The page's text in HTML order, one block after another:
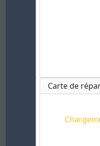
Carte de